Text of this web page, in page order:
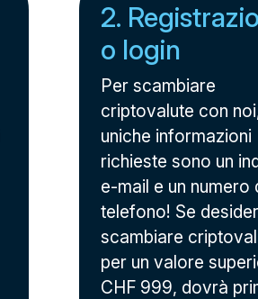
2.
o login
Per scambiare
criptovalute con
uniche informazioni
richieste sono un
e-mail e un numero
telefono! Se
scambiare
per un valore
CHF 999, dovrà